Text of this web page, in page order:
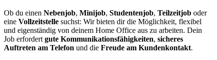
Ob du einen Nebenjob, Minijob, Studentenjob, Teilzeitjob oder
eine Vollzeitstelle suchst: Wir bieten dir die Möglichkeit, flexibel
und eigenständig von deinem Home Office aus zu arbeiten. Dein
Job erfordert gute Kommunikationsfähigkeiten, sicheres
Auftreten am Telefon und die Freude am Kundenkontakt.